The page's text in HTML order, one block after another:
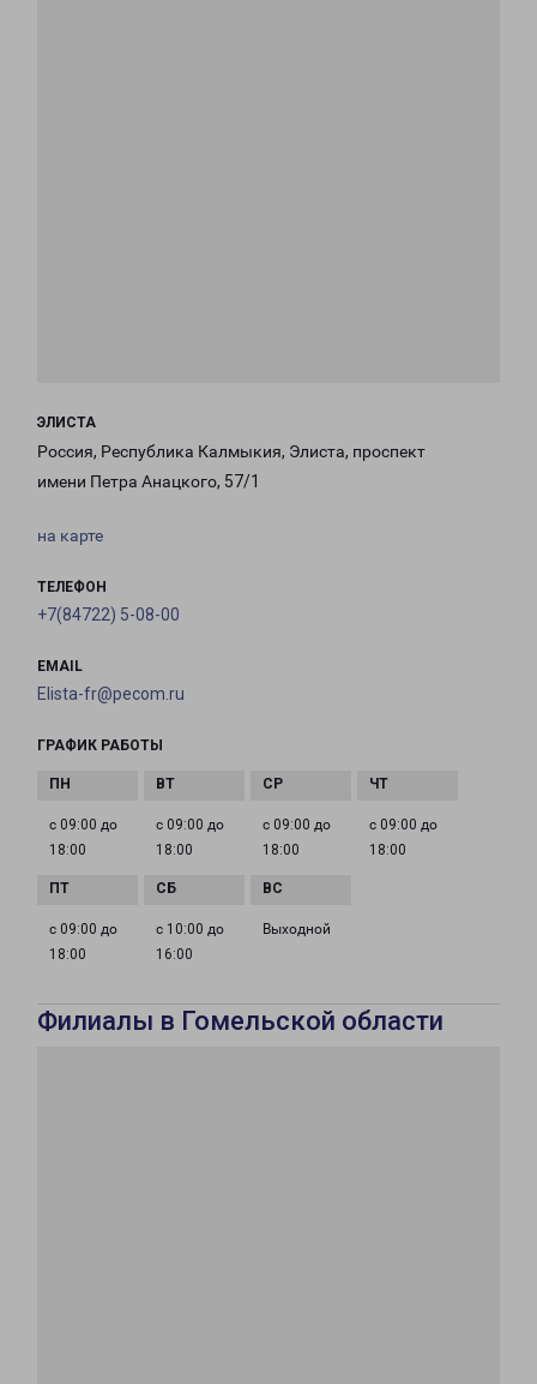
ЭЛИСТА
Россия, Республика Калмыкия, Элиста, проспект
имени Петра Анацкого, 57/1
на карте
ТЕЛЕФОН
+7(84722) 5-08-00
EMAIL
Elista-fr@pecom.ru
ГРАФИК РАБОТЫ
с 09:00 до
18:00
с 09:00 до
18:00
с 09:00 до
18:00
с 09:00 до
18:00
с 09:00 до
18:00
с 10:00 до
16:00
Выходной
Филиалы в Гомельской области